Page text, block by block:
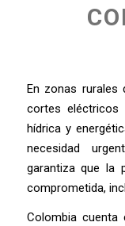
En zonas rurales
cortes
hídrica y
necesidad
garantiza que la
comprometida,
Colombia